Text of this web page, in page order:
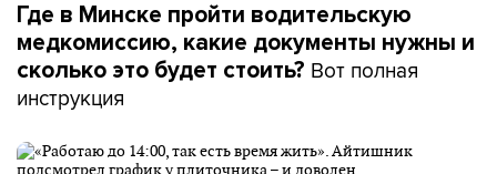
Где в Минске пройти водительскую
медкомиссию, какие документы нужны и
сколько это будет стоить? Вот полная
инструкция